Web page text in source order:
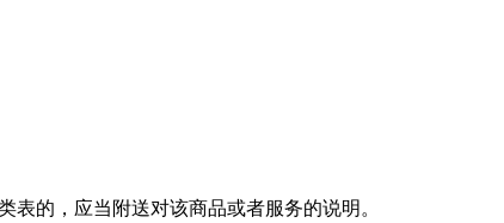
的，应当附送对该商品或者服务的说明。